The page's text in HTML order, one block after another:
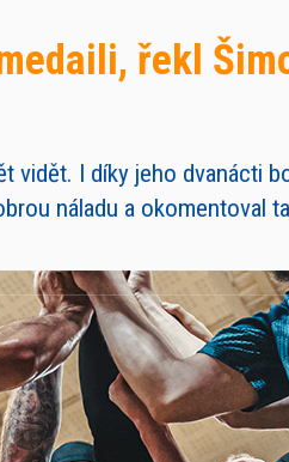
řekl
vidět. I díky jeho dvanácti
náladu a okomentoval